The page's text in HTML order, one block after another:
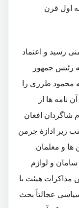
اول قرن
رسید و اعتماد
رئیس جمهور
محمود طرزی را
نامه ها از
شاگردان افغان
زیر ادازۀ جرمن
ها و معلمان
و لوازم
مذاکرات هیئت با
عجالتاً بحث